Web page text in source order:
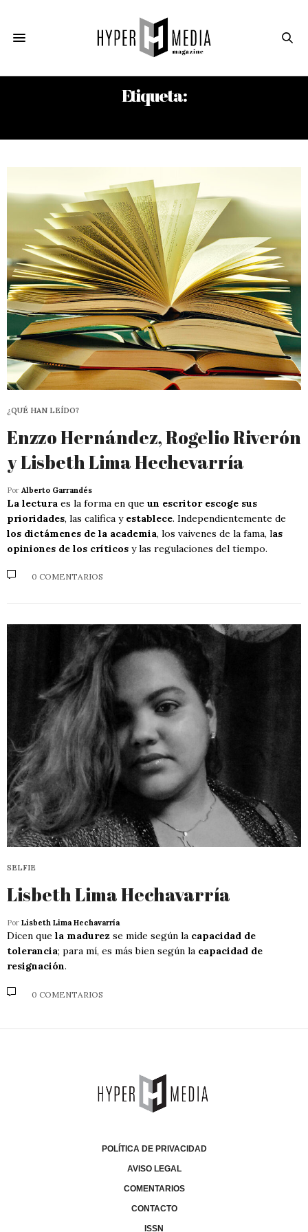
Etiqueta:
¿QUÉ HAN LEÍDO?
Enzzo Hernández, Rogelio Riverón
y Lisbeth Lima Hechevarría
Por Alberto Garrandés
La lectura es la forma en que un escritor escoge sus
prioridades, las califica y establece. Independientemente de
los dictámenes de la academia, los vaivenes de la fama, las
opiniones de los críticos y las regulaciones del tiempo.
0 COMENTARIOS
SELFIE
Lisbeth Lima Hechavarría
Por Lisbeth Lima Hechavarría
Dicen que la madurez se mide según la capacidad de
tolerancia; para mí, es más bien según la capacidad de
resignación.
0 COMENTARIOS
POLÍTICA DE PRIVACIDAD
AVISO LEGAL
COMENTARIOS
CONTACTO
ISSN